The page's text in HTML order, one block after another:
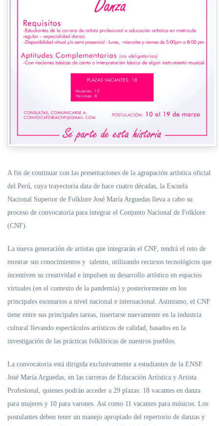
A fin de continuar con las presentaciones de la agrupación artística oficial
del Perú, cuya trayectoria data de hace cuatro décadas, la Escuela
Nacional Superior de Folklore José María Arguedas lleva a cabo su
proceso de convocatoria para integrar el Conjunto Nacional de Folklore
(CNF).
La nueva generación de artistas que integrarán el CNF, tendrá el reto de
mostrar sus conocimientos y talento, utilizando recursos tecnológicos que
incentiven su creatividad e impulsen su desarrollo artístico en espacios
virtuales (en el contexto de la pandemia) y posteriormente en los
principales escenarios a nivel nacional e internacional. Asimismo, el CNF
tiene entre sus principales tareas, insertarse nuevamente en la industria
cultural llevando espectáculos artísticos de calidad, basados en la
investigación de las prácticas folklóricas de nuestros pueblos.
La convocatoria está dirigida exclusivamente a estudiantes de la ENSF
José María Arguedas, en las carreras de Educación Artística y Artista
Profesional, quienes podrán acceder a 29 plazas: 18 vacantes en danza
para mujeres y 10 para varones. Así como 11 vacantes para músicos. Los
postulantes deben tener un manejo apropiado del repertorio de danzas y